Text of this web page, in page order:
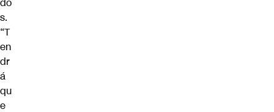
s.
“T
en
dr
á
qu
e